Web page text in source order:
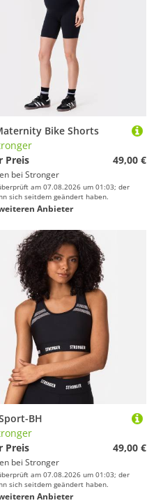
Bike Shorts
Preis
49,00 €
bei Stronger
am 07.08.2026 um 01:03; der
sich seitdem geändert haben.
Anbieter
BH
Preis
49,00 €
bei Stronger
am 07.08.2026 um 01:03; der
sich seitdem geändert haben.
Anbieter